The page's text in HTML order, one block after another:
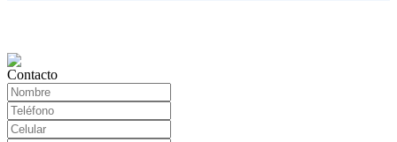
Contacto